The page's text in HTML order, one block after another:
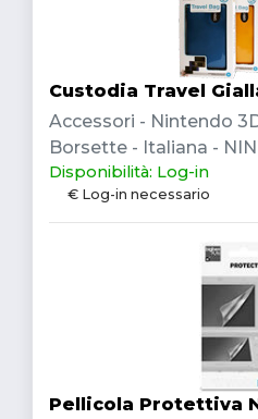
Custodia Travel
Accessori - Nintendo
Borsette - Italiana -
Disponibilità: Log-in
€ Log-in necessario
Pellicola Protettiva